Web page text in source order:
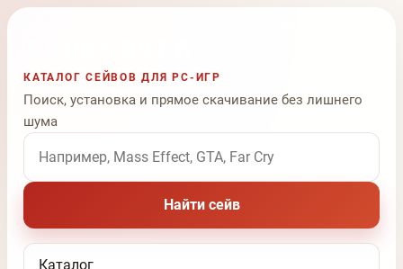
КАТАЛОГ СЕЙВОВ ДЛЯ PC-ИГР
Поиск, установка и прямое скачивание без лишнего
шума
Поиск по названию игры
Найти сейв
Каталог